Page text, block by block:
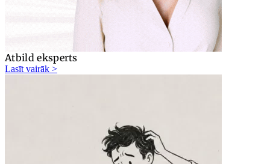
Atbild eksperts
Lasīt vairāk >